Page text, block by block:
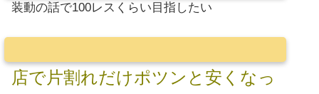
装動の話で100レスくらい目指したい
店で片割れだけポツンと安くなっ